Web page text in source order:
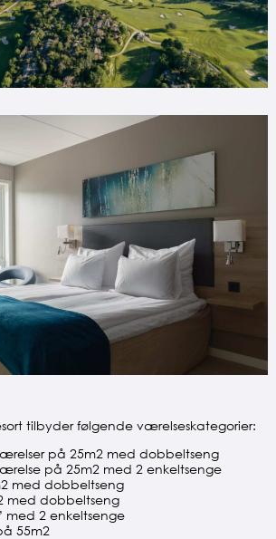
tilbyder følgende værelseskategorier:
på 25m2 med dobbeltseng
på 25m2 med 2 enkeltsenge
med dobbeltseng
med dobbeltseng
med 2 enkeltsenge
55m2